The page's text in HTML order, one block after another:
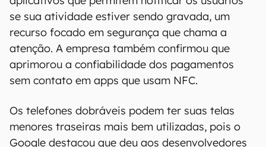
se sua atividade estiver sendo gravada, um
recurso focado em segurança que chama a
atenção. A empresa também confirmou que
aprimorou a confiabilidade dos pagamentos
sem contato em apps que usam NFC.
Os telefones dobráveis podem ter suas telas
menores traseiras mais bem utilizadas, pois o
Google destacou que deu aos desenvolvedores